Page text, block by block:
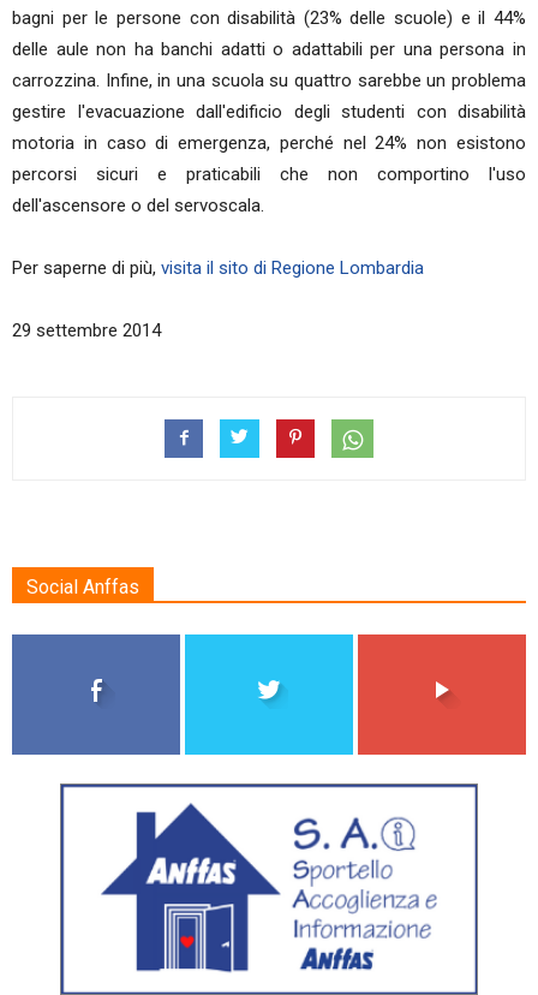
bagni per le persone con disabilità (23% delle scuole) e il 44%
delle aule non ha banchi adatti o adattabili per una persona in
carrozzina. Infine, in una scuola su quattro sarebbe un problema
gestire l'evacuazione dall'edificio degli studenti con disabilità
motoria in caso di emergenza, perché nel 24% non esistono
percorsi sicuri e praticabili che non comportino l'uso
dell'ascensore o del servoscala.
Per saperne di più, visita il sito di Regione Lombardia
29 settembre 2014
Social Anffas